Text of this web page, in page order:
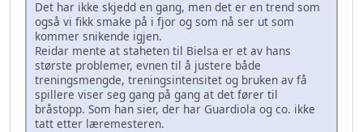
Det har ikke skjedd en gang, men det er en trend som
også vi fikk smake på i fjor og som nå ser ut som
kommer snikende igjen.
Reidar mente at staheten til Bielsa er et av hans
største problemer, evnen til å justere både
treningsmengde, treningsintensitet og bruken av få
spillere viser seg gang på gang at det fører til
bråstopp. Som han sier, der har Guardiola og co. ikke
tatt etter læremesteren.